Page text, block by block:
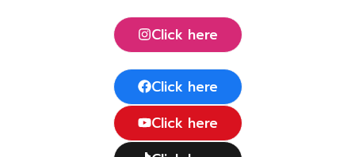
Click here
Click here
Click here